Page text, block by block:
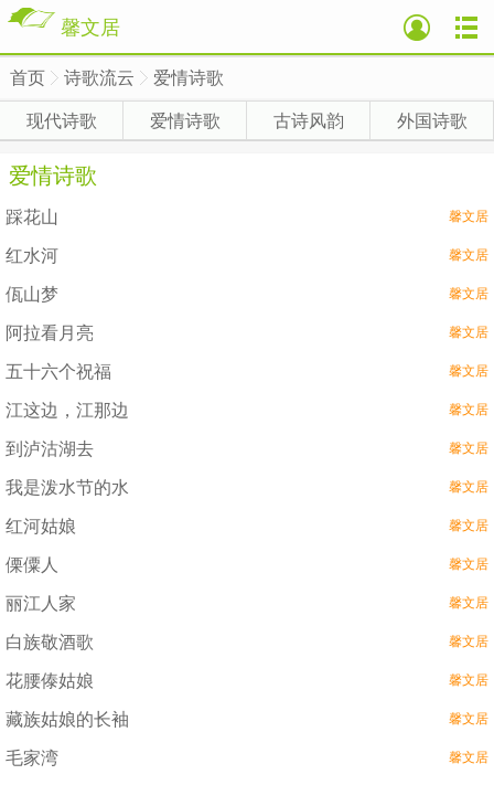
馨文居
首页 诗歌流云 爱情诗歌
现代诗歌 爱情诗歌 古诗风韵 外国诗歌
爱情诗歌
踩花山 馨文居
红水河 馨文居
佤山梦 馨文居
阿拉看月亮 馨文居
五十六个祝福 馨文居
江这边，江那边 馨文居
到泸沽湖去 馨文居
我是泼水节的水 馨文居
红河姑娘 馨文居
傈僳人 馨文居
丽江人家 馨文居
白族敬酒歌 馨文居
花腰傣姑娘 馨文居
藏族姑娘的长袖 馨文居
毛家湾 馨文居